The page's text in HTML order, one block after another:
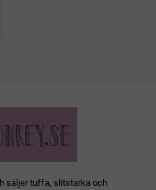
säljer tuffa, slitstarka och